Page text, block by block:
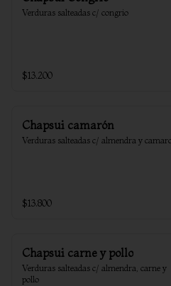
Verduras salteadas c/ congrio
$13.200
Chapsui camarón
Verduras salteadas c/ almendra y
$13.800
Chapsui carne y pollo
Verduras salteadas c/ almendra, carne y
pollo